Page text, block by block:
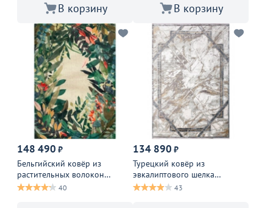
В корзину В корзину
148 490 ₽
Бельгийский ковёр из
растительных волокон
«КРИСТИАН ФИСЧБЕЙКЕР»
40
134 890 ₽
Турецкий ковёр из
эвкалиптового шелка
«СЕЛЕКТЕД»
43